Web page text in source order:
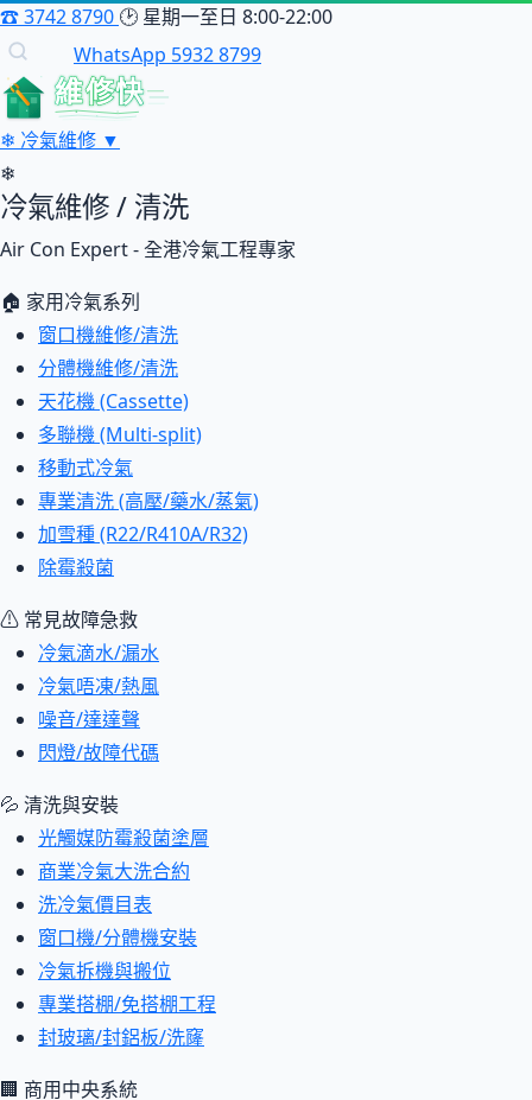
☎3742 8790 🕑 星期一至日 8:00-22:00
WhatsApp 5932 8799
維修快
❄ 冷氣維修 ▼
❄
冷氣維修 / 清洗
Air Con Expert - 全港冷氣工程專家
🏠 家用冷氣系列
窗口機維修/清洗
分體機維修/清洗
天花機 (Cassette)
多聯機 (Multi-split)
移動式冷氣
專業清洗 (高壓/藥水/蒸氣)
加雪種 (R22/R410A/R32)
除霉殺菌
⚠ 常見故障急救
冷氣滴水/漏水
冷氣唔凍/熱風
噪音/達達聲
閃燈/故障代碼
💦 清洗與安裝
光觸媒防霉殺菌塗層
商業冷氣大洗合約
洗冷氣價目表
窗口機/分體機安裝
冷氣拆機與搬位
專業搭棚/免搭棚工程
封玻璃/封鋁板/洗窿
🏢 商用中央系統